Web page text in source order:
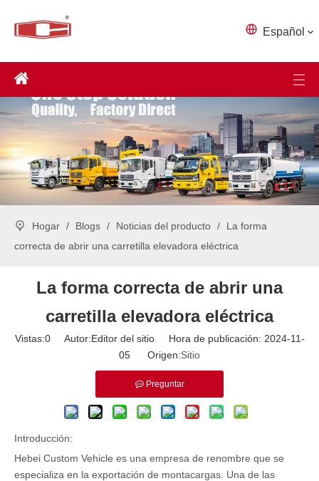
Español
Hogar / Blogs / Noticias del producto /
La forma
correcta de abrir una carretilla elevadora eléctrica
La forma correcta de abrir una
carretilla elevadora eléctrica
Vistas:0Autor:Editor del sitio Hora de publicación: 2024-11-
05 Origen:Sitio
Preguntar
Introducción:
Hebei Custom Vehicle es una empresa de renombre que se
especializa en la exportación de montacargas. Una de las